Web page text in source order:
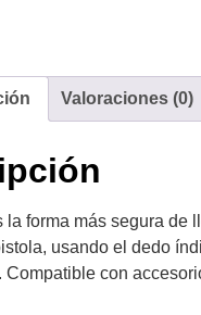
Valoraciones (0)
la forma más segura de
usando el dedo
Compatible con